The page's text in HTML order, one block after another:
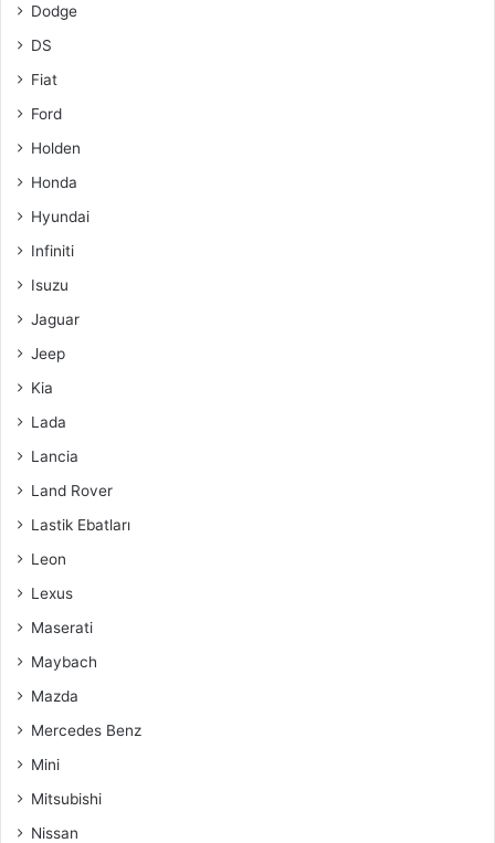
Dodge
DS
Fiat
Ford
Holden
Honda
Hyundai
Infiniti
Isuzu
Jaguar
Jeep
Kia
Lada
Lancia
Land Rover
Lastik Ebatları
Leon
Lexus
Maserati
Maybach
Mazda
Mercedes Benz
Mini
Mitsubishi
Nissan